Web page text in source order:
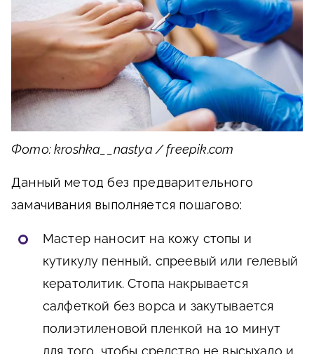
Фото: kroshka__nastya / freepik.com
Данный метод без предварительного
замачивания выполняется пошагово:
Мастер наносит на кожу стопы и
кутикулу пенный, спреевый или гелевый
кератолитик. Стопа накрывается
салфеткой без ворса и закутывается
полиэтиленовой пленкой на 10 минут